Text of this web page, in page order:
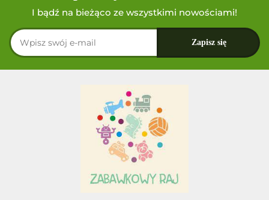
I bądź na bieżąco ze wszystkimi nowościami!